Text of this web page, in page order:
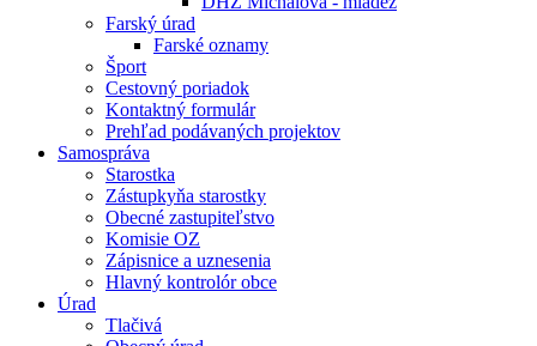
Farský úrad
Farské oznamy
Šport
Cestovný poriadok
Kontaktný formulár
Prehľad podávaných projektov
Samospráva
Starostka
Zástupkyňa starostky
Obecné zastupiteľstvo
Komisie OZ
Zápisnice a uznesenia
Hlavný kontrolór obce
Úrad
Tlačivá